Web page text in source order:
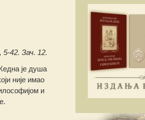
5-42. Зач. 12.
је душа
није имао
и